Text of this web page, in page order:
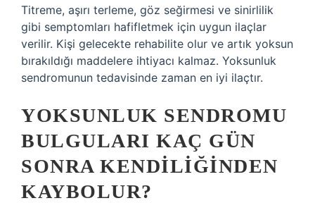
Titreme, aşırı terleme, göz seğirmesi ve sinirlilik
gibi semptomları hafifletmek için uygun ilaçlar
verilir. Kişi gelecekte rehabilite olur ve artık yoksun
bırakıldığı maddelere ihtiyacı kalmaz. Yoksunluk
sendromunun tedavisinde zaman en iyi ilaçtır.
YOKSUNLUK SENDROMU
BULGULARI KAÇ GÜN
SONRA KENDILIĞINDEN
KAYBOLUR?